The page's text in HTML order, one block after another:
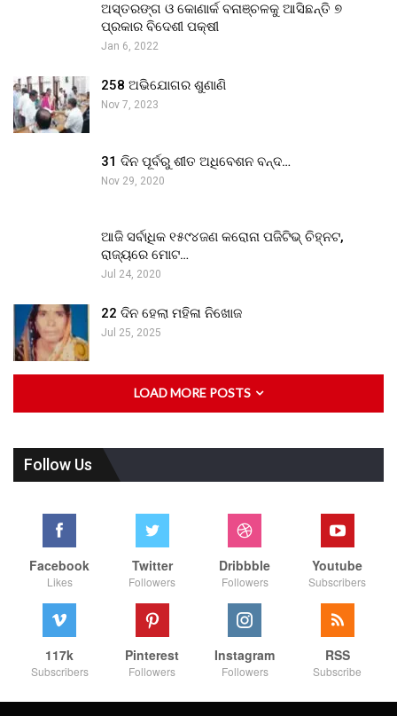
ଅସ୍ତରଙ୍ଗ ଓ କୋଣାର୍କ ବନାଞ୍ଚଳକୁ ଆସିଛନ୍ତି ୭
ପ୍ରକାର ବିଦେଶୀ ପକ୍ଷୀ
Jan 6, 2022
258 ଅଭିଯୋଗର ଶୁଣାଣି
Nov 7, 2023
31 ଦିନ ପୂର୍ବରୁ ଶୀତ ଅଧିବେଶନ ବନ୍ଦ…
Nov 29, 2020
ଆଜି ସର୍ବାଧିକ ୧୫୯୪ଜଣ କରୋନା ପଜିଟିଭ୍ ଚିହ୍ନଟ,
ରାଜ୍ୟରେ ମୋଟ…
Jul 24, 2020
22 ଦିନ ହେଲା ମହିଳା ନିଖୋଜ
Jul 25, 2025
LOAD MORE POSTS
Follow Us
Facebook
Likes
Twitter
Followers
Dribbble
Followers
Youtube
Subscribers
117k
Subscribers
Pinterest
Followers
Instagram
Followers
RSS
Subscribe